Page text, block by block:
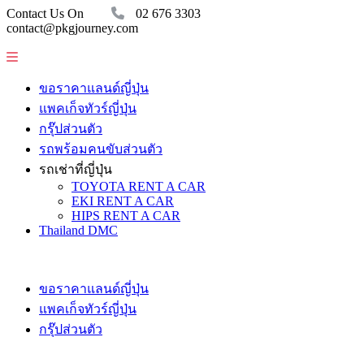
Contact Us On
02 676 3303
contact@pkgjourney.com
ขอราคาแลนด์ญี่ปุ่น
แพคเก็จทัวร์ญี่ปุ่น
กรุ๊ปส่วนตัว
รถพร้อมคนขับส่วนตัว
รถเช่าที่ญี่ปุ่น
TOYOTA RENT A CAR
EKI RENT A CAR
HIPS RENT A CAR
Thailand DMC
ขอราคาแลนด์ญี่ปุ่น
แพคเก็จทัวร์ญี่ปุ่น
กรุ๊ปส่วนตัว